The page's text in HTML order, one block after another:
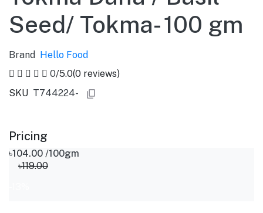
Seed/ Tokma- 100 gm
Brand Hello Food
0/5.0(0 reviews)
SKU T744224-
Pricing
৳104.00 /100gm
৳119.00